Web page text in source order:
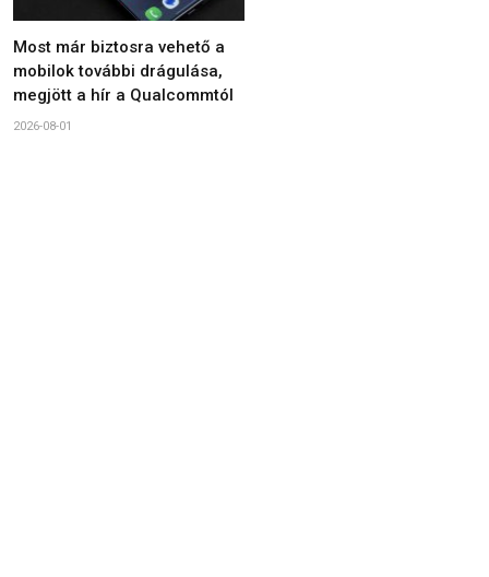
Most már biztosra vehető a
mobilok további drágulása,
megjött a hír a Qualcommtól
2026-08-01